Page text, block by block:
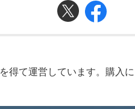
得て運営しています。購入に